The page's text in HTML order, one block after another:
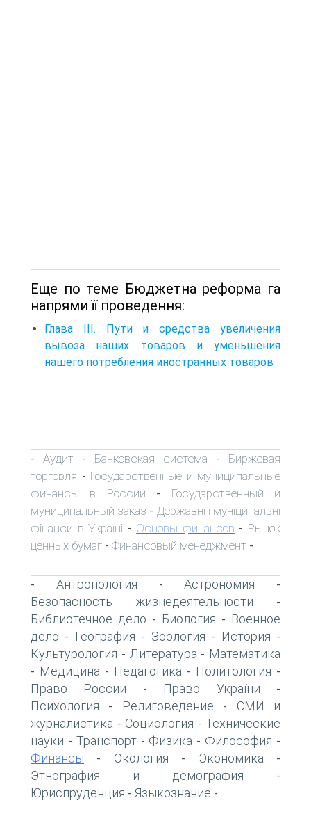
Еще по теме Бюджетна реформа га
напрями її проведення:
Глава III. Пути и средства увеличения
вывоза наших товаров и уменьшения
нашего потребления иностранных товаров
- Аудит - Банковская система - Биржевая
торговля - Государственные и муниципальные
финансы в России - Государственный и
муниципальный заказ - Державні і муніципальні
фінанси в Україні - Основы финансов - Рынок
ценных бумаг - Финансовый менеджмент -
- Антропология -Астрономия -
Безопасность жизнедеятельности -
Библиотечное дело - Биология - Военное
дело - География - Зоология - История -
Культурология - Литература - Математика
- Медицина - Педагогика - Политология -
Право России - Право України -
Психология - Религоведение - СМИ и
журналистика - Социология - Технические
науки - Транспорт- Физика - Философия -
Финансы - Экология - Экономика -
Этнография и демография -
Юриспруденция - Языкознание -